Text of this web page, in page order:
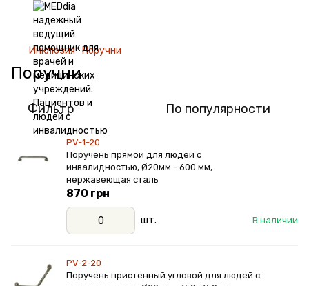
Инклюзия Поручни
Поручни
Фильтр По популярности
PV-1-20
Поручень прямой для людей с
инвалидностью, Ø20мм - 600 мм,
нержавеющая сталь
В наличии
870 грн
шт.
PV-2-20
Поручень пристенный угловой для людей с